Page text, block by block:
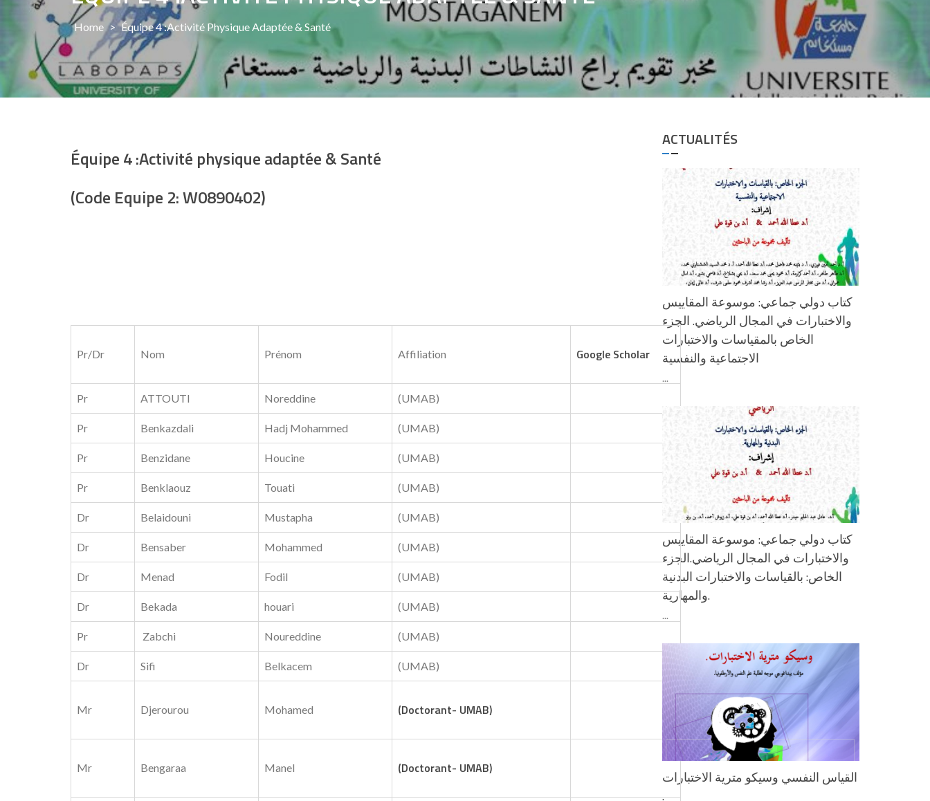
Home > Équipe 4 :Activité Physique Adaptée & Santé
Équipe 4 :Activité physique adaptée & Santé
(Code Equipe 2: W0890402)
Pr/Dr Nom Prénom Affiliation Google Scholar
Pr ATTOUTI Noreddine (UMAB)
Pr Benkazdali Hadj Mohammed (UMAB)
Pr Benzidane Houcine (UMAB)
Pr Benklaouz Touati (UMAB)
Dr Belaidouni Mustapha (UMAB)
Dr Bensaber Mohammed (UMAB)
Dr Menad Fodil (UMAB)
Dr Bekada houari (UMAB)
Pr Zabchi Noureddine (UMAB)
Dr Sifi Belkacem (UMAB)
Mr Djerourou Mohamed (Doctorant- UMAB)
Mr Bengaraa Manel (Doctorant- UMAB)
ACTUALITÉS
كتاب دولي جماعي: موسوعة المقاييس
والاختبارات في المجال الرياضي. الجزء
الخاص بالمقياسات والاختبارات
الاجتماعية والنفسية
...
كتاب دولي جماعي: موسوعة المقاييس
والاختبارات في المجال الرياضي.الجزء
الخاص: بالقياسات والاختبارات البدنية
والمهارية.
...
اﻟﻘﻴﺎس اﻟﻨﻔﺴﻲ وﺳﻴﻜﻮ ﻣﺘﺮﻳﺔ اﻻﺧﺘﺒﺎرات
.